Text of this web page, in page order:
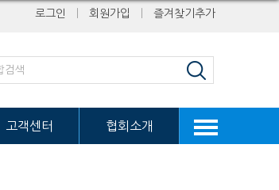
로그인 회원가입 즐겨찾기추가
고객센터 협회소개